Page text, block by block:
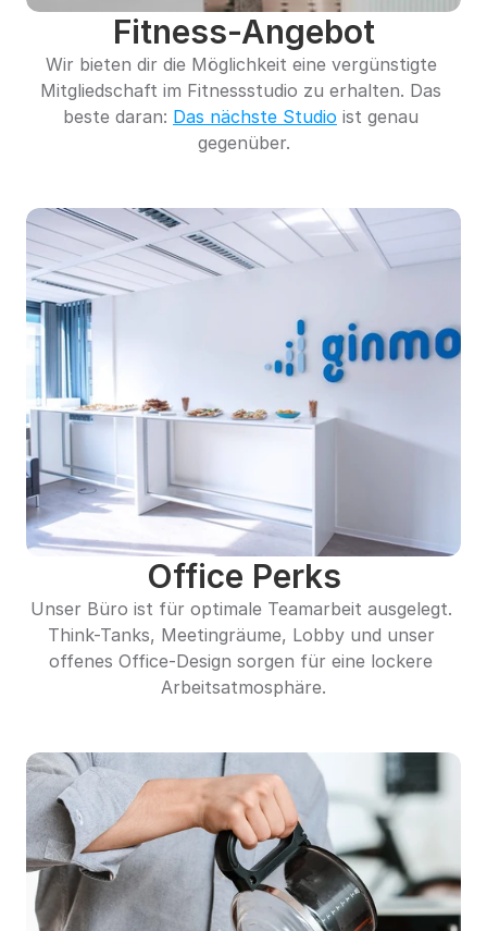
Fitness-Angebot
Wir bieten dir die Möglichkeit eine vergünstigte
Mitgliedschaft im Fitnessstudio zu erhalten. Das
beste daran: Das nächste Studio ist genau
gegenüber.
Office Perks
Unser Büro ist für optimale Teamarbeit ausgelegt.
Think-Tanks, Meetingräume, Lobby und unser
offenes Office-Design sorgen für eine lockere
Arbeitsatmosphäre.